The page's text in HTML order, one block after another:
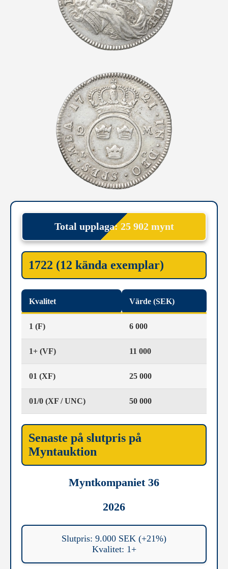
Total upplaga: 25 902 mynt
1722 (12 kända exemplar)
Kvalitet Värde (SEK)
1 (F) 6 000
1+ (VF) 11 000
01 (XF) 25 000
01/0 (XF / UNC) 50 000
Senaste på slutpris på
Myntauktion
Myntkompaniet 36
2026
Slutpris: 9.000 SEK (+21%)
Kvalitet: 1+